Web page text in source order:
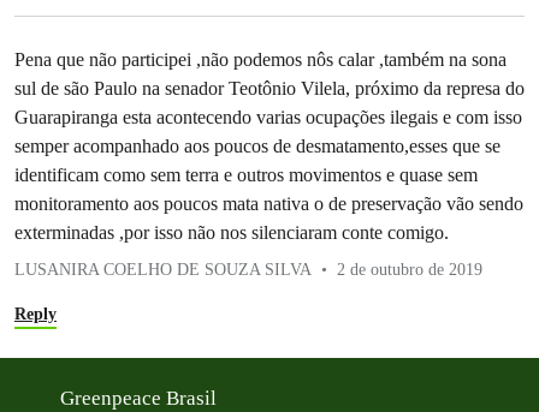
Pena que não participei ,não podemos nôs calar ,também na sona
sul de são Paulo na senador Teotônio Vilela, próximo da represa do
Guarapiranga esta acontecendo varias ocupações ilegais e com isso
semper acompanhado aos poucos de desmatamento,esses que se
identificam como sem terra e outros movimentos e quase sem
monitoramento aos poucos mata nativa o de preservação vão sendo
exterminadas ,por isso não nos silenciaram conte comigo.
LUSANIRA COELHO DE SOUZA SILVA 2 de outubro de 2019
Reply
Greenpeace Brasil